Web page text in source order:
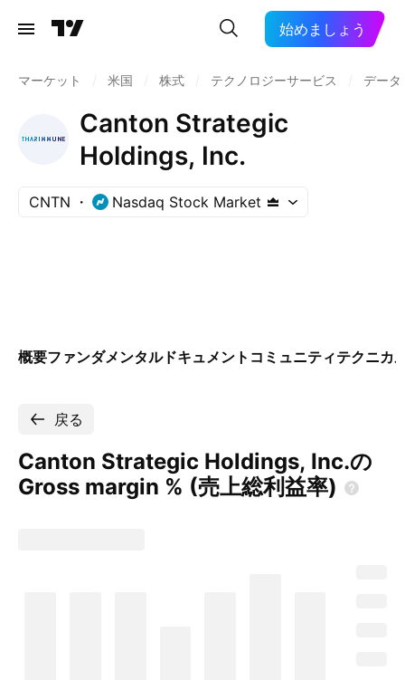
始めましょう
マーケット 米国 株式 テクノロジーサービス データ
Canton Strategic
Holdings, Inc.
CNTN Nasdaq Stock Market
概要ファンダメンタルドキュメント コミュニティテクニカ
戻る
Canton Strategic Holdings, Inc.の
Gross margin % (売上総利益率)